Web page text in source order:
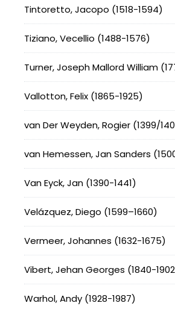
Tintoretto, Jacopo (1518-1594)
Tiziano, Vecellio (1488-1576)
Turner, Joseph Mallord William
Vallotton, Felix (1865-1925)
van Der Weyden, Rogier (1399/
van Hemessen, Jan Sanders
Van Eyck, Jan (1390-1441)
Velázquez, Diego (1599–1660)
Vermeer, Johannes (1632-1675)
Vibert, Jehan Georges (1840-
Warhol, Andy (1928-1987)